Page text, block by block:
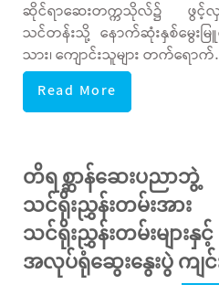
ဆိုင်ရာဆေးတက္ကသိုလ်၌ ဖွင့်လှ
သင်တန်းသို့ နောက်ဆုံးနှစ်မွေးမ
သား၊ ကျောင်းသူများ တက်ရော
Read More
တိရစ္ဆာန်ဆေး
သင်ရိုးညွှန်းတမ်း
သင်ရိုးညွှန်းတမ်းများနှ
အလုပ်ရုံဆွေးနွေးပွဲ ကျ